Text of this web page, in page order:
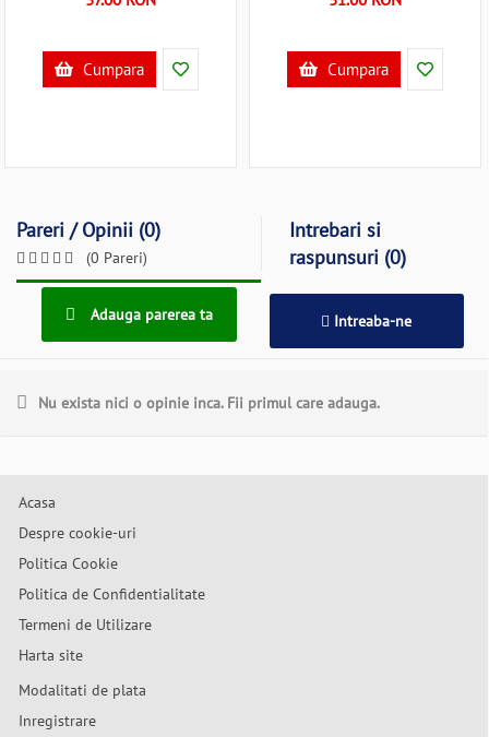
Cumpara Cumpara
Pareri / Opinii (0)
(0 Pareri)
Intrebari si
raspunsuri (0)
Adauga parerea ta Intreaba-ne
Nu exista nici o opinie inca. Fii primul care adauga.
Acasa
Despre cookie-uri
Politica Cookie
Politica de Confidentialitate
Termeni de Utilizare
Harta site
Modalitati de plata
Inregistrare